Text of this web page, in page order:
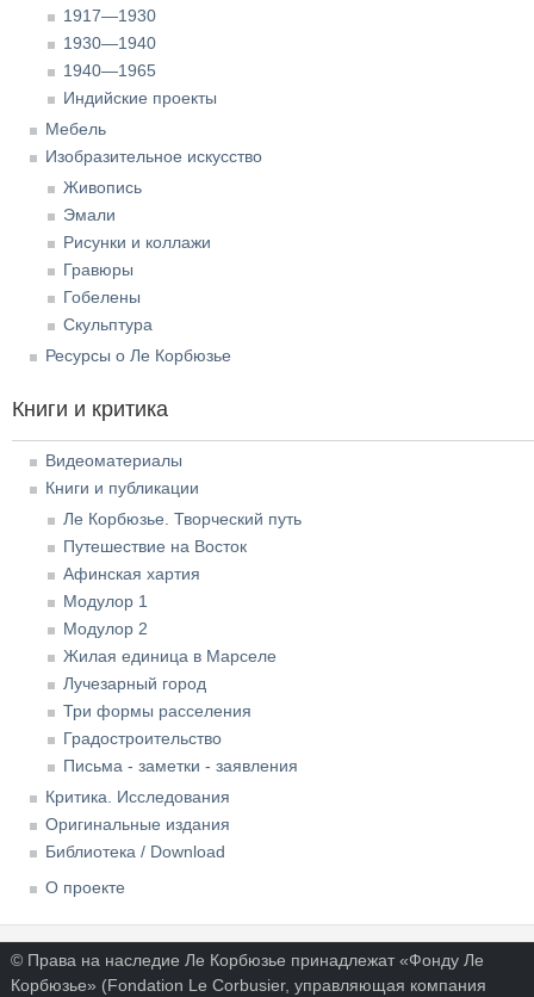
1917—1930
1930—1940
1940—1965
Индийские проекты
Мебель
Изобразительное искусство
Живопись
Эмали
Рисунки и коллажи
Гравюры
Гобелены
Скульптура
Ресурсы о Ле Корбюзье
Книги и критика
Видеоматериалы
Книги и публикации
Ле Корбюзье. Творческий путь
Путешествие на Восток
Афинская хартия
Модулор 1
Модулор 2
Жилая единица в Марселе
Лучезарный город
Три формы расселения
Градостроительство
Письма - заметки - заявления
Критика. Исследования
Оригинальные издания
Библиотека / Download
О проекте
© Права на наследие Ле Корбюзье принадлежат «Фонду Ле
Корбюзье» (Fondation Le Corbusier, управляющая компания